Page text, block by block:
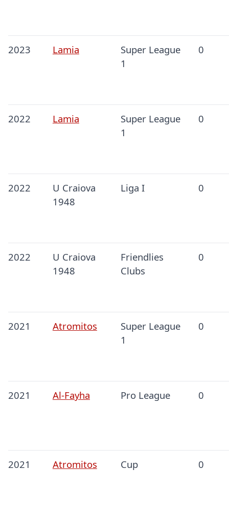
2023 Lamia
Super League
1
0
2022 Lamia
Super League
1
0
2022
U Craiova
1948
Liga I 0
2022
U Craiova
1948
Friendlies
Clubs
0
2021 Atromitos
Super League
1
0
2021 Al-Fayha Pro League 0
2021 Atromitos Cup 0